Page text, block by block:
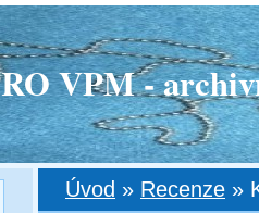
VPM -
Úvod » Recenze »